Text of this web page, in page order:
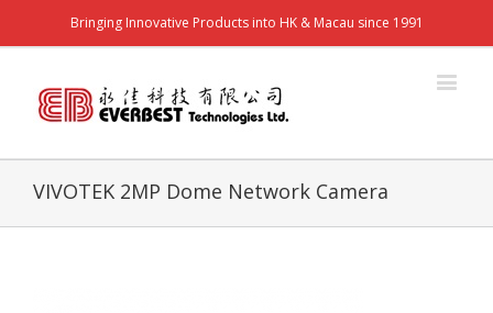
Bringing Innovative Products into HK & Macau since 1991
VIVOTEK 2MP Dome Network Camera